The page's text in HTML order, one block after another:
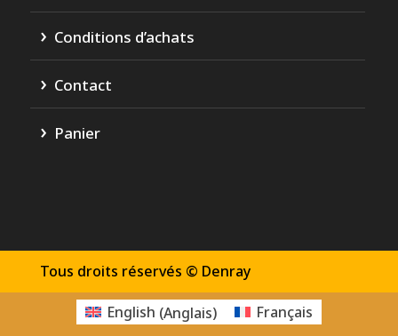
Conditions d’achats
Contact
Panier
Tous droits réservés © Denray
English (Anglais) Français